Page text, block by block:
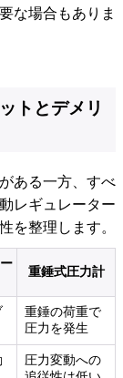
な場合もありま
トとデメリ
ある一方、すべ
レギュレーター
を整理します。
重錘式圧力計
重錘の荷重で
圧力を発生
圧力変動への